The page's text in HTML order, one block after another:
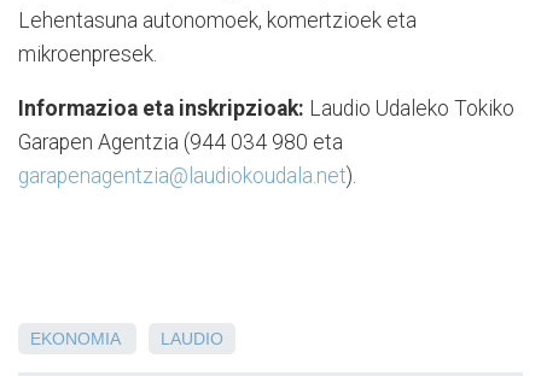
Lehentasuna autonomoek, komertzioek eta
mikroenpresek.
Informazioa eta inskripzioak: Laudio Udaleko Tokiko
Garapen Agentzia (944 034 980 eta
garapenagentzia@laudiokoudala.net).
EKONOMIA LAUDIO